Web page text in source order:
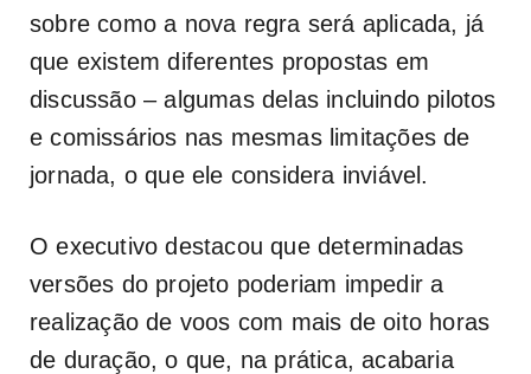
sobre como a nova regra será aplicada, já
que existem diferentes propostas em
discussão – algumas delas incluindo pilotos
e comissários nas mesmas limitações de
jornada, o que ele considera inviável.
O executivo destacou que determinadas
versões do projeto poderiam impedir a
realização de voos com mais de oito horas
de duração, o que, na prática, acabaria